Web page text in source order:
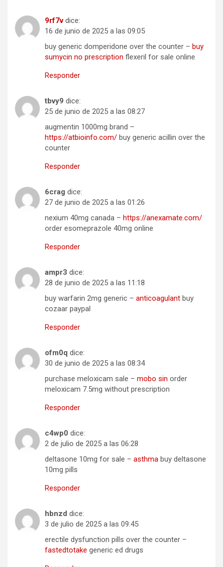
9rf7v dice:
16 de junio de 2025 a las 09:05
buy generic domperidone over the counter – buy
sumycin no prescription flexeril for sale online
Responder
tbvy9 dice:
25 de junio de 2025 a las 08:27
augmentin 1000mg brand –
https://atbioinfo.com/ buy generic acillin over the
counter
Responder
6crag dice:
27 de junio de 2025 a las 01:26
nexium 40mg canada – https://anexamate.com/
order esomeprazole 40mg online
Responder
ampr3 dice:
28 de junio de 2025 a las 11:18
buy warfarin 2mg generic – anticoagulant buy
cozaar paypal
Responder
ofm0q dice:
30 de junio de 2025 a las 08:34
purchase meloxicam sale – mobo sin order
meloxicam 7.5mg without prescription
Responder
c4wp0 dice:
2 de julio de 2025 a las 06:28
deltasone 10mg for sale – asthma buy deltasone
10mg pills
Responder
hbnzd dice:
3 de julio de 2025 a las 09:45
erectile dysfunction pills over the counter –
fastedtotake generic ed drugs